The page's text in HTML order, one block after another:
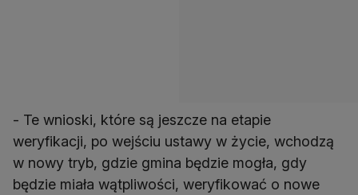
- Te wnioski, które są jeszcze na etapie
weryfikacji, po wejściu ustawy w życie, wchodzą
w nowy tryb, gdzie gmina będzie mogła, gdy
będzie miała wątpliwości, weryfikować o nowe